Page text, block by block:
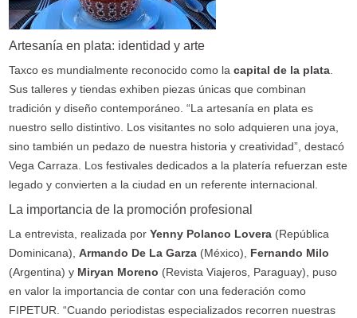
Artesanía en plata: identidad y arte
Taxco es mundialmente reconocido como la capital de la plata.
Sus talleres y tiendas exhiben piezas únicas que combinan
tradición y diseño contemporáneo. “La artesanía en plata es
nuestro sello distintivo. Los visitantes no solo adquieren una joya,
sino también un pedazo de nuestra historia y creatividad”, destacó
Vega Carraza. Los festivales dedicados a la platería refuerzan este
legado y convierten a la ciudad en un referente internacional.
La importancia de la promoción profesional
La entrevista, realizada por Yenny Polanco Lovera(República
Dominicana), Armando De La Garza(México), Fernando Milo
(Argentina) y Miryan Moreno (Revista Viajeros, Paraguay), puso
en valor la importancia de contar con una federación como
FIPETUR. “Cuando periodistas especializados recorren nuestras